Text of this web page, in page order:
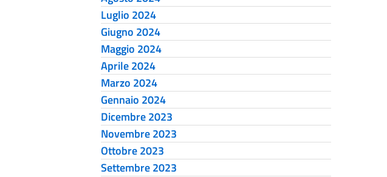
Luglio 2024
Giugno 2024
Maggio 2024
Aprile 2024
Marzo 2024
Gennaio 2024
Dicembre 2023
Novembre 2023
Ottobre 2023
Settembre 2023